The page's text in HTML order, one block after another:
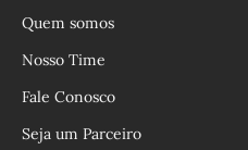
Quem somos
Nosso Time
Fale Conosco
Seja um Parceiro